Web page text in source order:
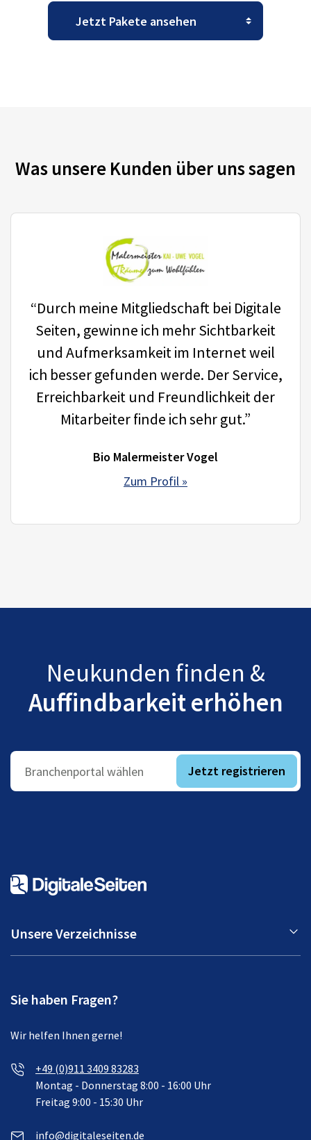
Was unsere Kunden über uns sagen
“Durch meine Mitgliedschaft bei Digitale
Seiten, gewinne ich mehr Sichtbarkeit
und Aufmerksamkeit im Internet weil
ich besser gefunden werde. Der Service,
Erreichbarkeit und Freundlichkeit der
Mitarbeiter finde ich sehr gut.”
Bio Malermeister Vogel
Zum Profil »
Neukunden finden &
Auffindbarkeit erhöhen
Branchenportal wählen Jetzt registrieren
Unsere Verzeichnisse
Sie haben Fragen?
Wir helfen Ihnen gerne!
+49 (0)911 3409 83283
Montag - Donnerstag 8:00 - 16:00 Uhr
Freitag 9:00 - 15:30 Uhr
info@digitaleseiten.de